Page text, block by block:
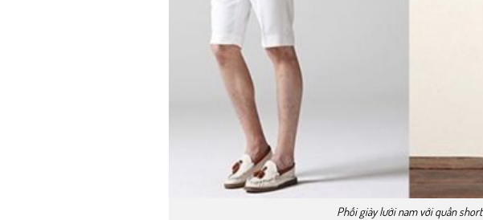
Phối giày lười nam với quần short